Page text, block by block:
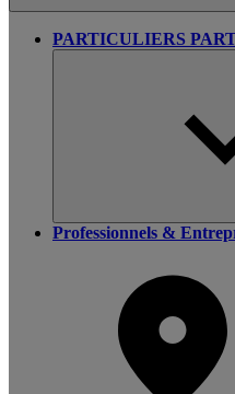
PARTICULIERS
Professionnels &